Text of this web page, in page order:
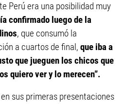
Perú era una posibilidad muy
confirmado luego de la
, que consumó la
a cuartos de final, que iba a
que jueguen los chicos que
quiero ver y lo merecen”.
sus primeras presentaciones